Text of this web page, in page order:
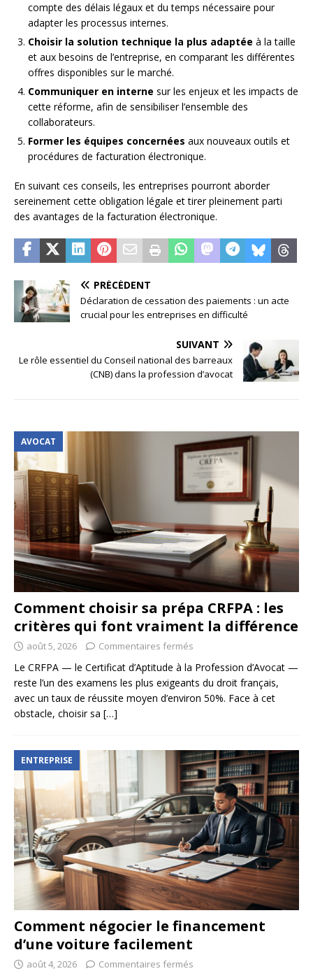
compte des délais légaux et du temps nécessaire pour
adapter les processus internes.
Choisir la solution technique la plus adaptée à la taille
et aux besoins de l’entreprise, en comparant les différentes
offres disponibles sur le marché.
Communiquer en interne sur les enjeux et les impacts de
cette réforme, afin de sensibiliser l’ensemble des
collaborateurs.
Former les équipes concernées aux nouveaux outils et
procédures de facturation électronique.
En suivant ces conseils, les entreprises pourront aborder
sereinement cette obligation légale et tirer pleinement parti
des avantages de la facturation électronique.
PRÉCÉDENT
Déclaration de cessation des paiements : un acte
crucial pour les entreprises en difficulté
SUIVANT
Le rôle essentiel du Conseil national des barreaux
(CNB) dans la profession d’avocat
AVOCAT
Comment choisir sa prépa CRFPA : les
critères qui font vraiment la différence
août 5, 2026 Commentaires fermés
Le CRFPA — le Certificat d’Aptitude à la Profession d’Avocat —
reste l’un des examens les plus exigeants du droit français,
avec un taux de réussite moyen d’environ 50%. Face à cet
obstacle, choisir sa […]
ENTREPRISE
Comment négocier le financement
d’une voiture facilement
août 4, 2026 Commentaires fermés